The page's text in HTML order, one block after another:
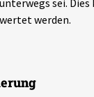
werden.